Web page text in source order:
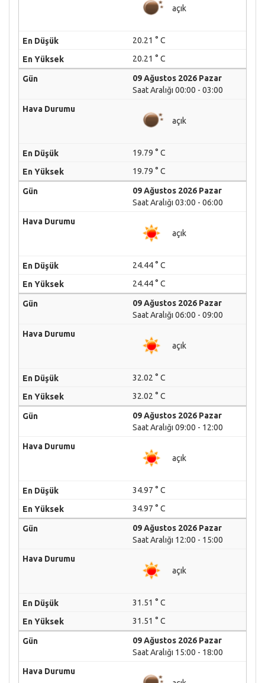
açık
20.21 ° C
20.21 ° C
09 Ağustos 2026 Pazar
Saat Aralığı 00:00 - 03:00
açık
19.79 ° C
19.79 ° C
09 Ağustos 2026 Pazar
Saat Aralığı 03:00 - 06:00
açık
24.44 ° C
24.44 ° C
09 Ağustos 2026 Pazar
Saat Aralığı 06:00 - 09:00
açık
32.02 ° C
32.02 ° C
09 Ağustos 2026 Pazar
Saat Aralığı 09:00 - 12:00
açık
34.97 ° C
34.97 ° C
09 Ağustos 2026 Pazar
Saat Aralığı 12:00 - 15:00
açık
31.51 ° C
31.51 ° C
09 Ağustos 2026 Pazar
Saat Aralığı 15:00 - 18:00